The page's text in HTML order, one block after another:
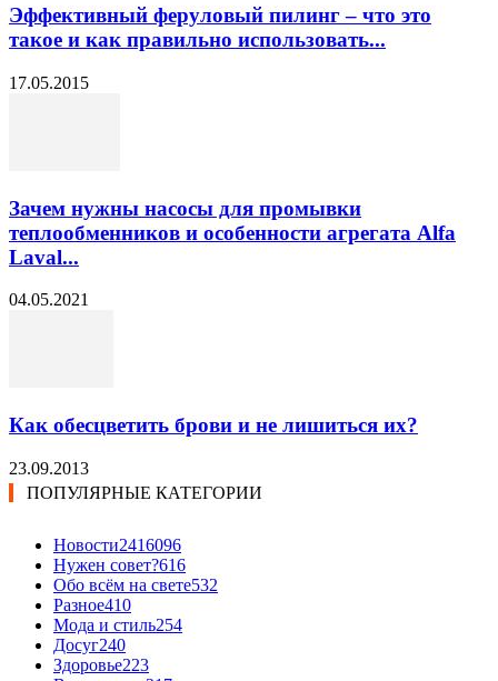
Эффективный феруловый пилинг – что это
такое и как правильно использовать...
17.05.2015
Зачем нужны насосы для промывки
теплообменников и особенности агрегата Alfa
Laval...
04.05.2021
Как обесцветить брови и не лишиться их?
23.09.2013
ПОПУЛЯРНЫЕ КАТЕГОРИИ
Новости2416096
Нужен совет?616
Обо всём на свете532
Разное410
Мода и стиль254
Досуг240
Здоровье223